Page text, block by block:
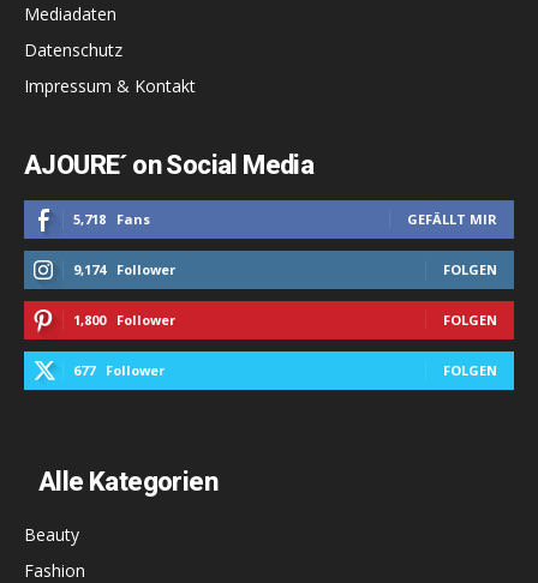
Mediadaten
Datenschutz
Impressum & Kontakt
AJOURE´ on Social Media
5,718 Fans GEFÄLLT MIR
9,174 Follower FOLGEN
1,800 Follower FOLGEN
677 Follower FOLGEN
Alle Kategorien
Beauty
Fashion